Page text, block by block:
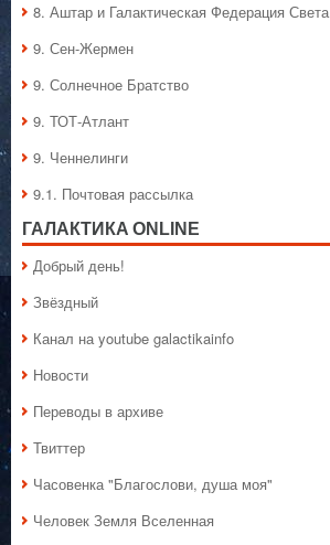
8. Аштар и Галактическая Федерация Света
9. Сен-Жермен
9. Солнечное Братство
9. ТОТ-Атлант
9. Ченнелинги
9.1. Почтовая рассылка
ГАЛАКТИКA ONLINE
Добрый день!
Звёздный
Канал на youtube galactikainfo
Новости
Переводы в архиве
Твиттер
Часовенка "Благослови, душа моя"
Человек Земля Вселенная